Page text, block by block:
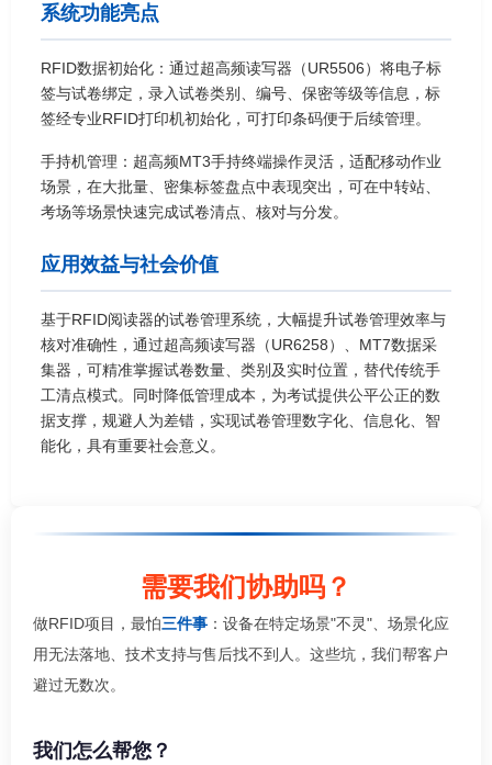
系统功能亮点
RFID数据初始化：通过超高频读写器（UR5506）将电子标
签与试卷绑定，录入试卷类别、编号、保密等级等信息，标
签经专业RFID打印机初始化，可打印条码便于后续管理。
手持机管理：超高频MT3手持终端操作灵活，适配移动作业
场景，在大批量、密集标签盘点中表现突出，可在中转站、
考场等场景快速完成试卷清点、核对与分发。
应用效益与社会价值
基于RFID阅读器的试卷管理系统，大幅提升试卷管理效率与
核对准确性，通过超高频读写器（UR6258）、MT7数据采
集器，可精准掌握试卷数量、类别及实时位置，替代传统手
工清点模式。同时降低管理成本，为考试提供公平公正的数
据支撑，规避人为差错，实现试卷管理数字化、信息化、智
能化，具有重要社会意义。
需要我们协助吗？
做RFID项目，最怕三件事 ：设备在特定场景"不灵"、场景化应
用无法落地、技术支持与售后找不到人。这些坑，我们帮客户
避过无数次。
我们怎么帮您？